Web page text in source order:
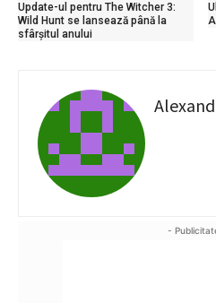
Update-ul pentru The Witcher 3:
Wild Hunt se lansează până la
sfârșitul anului
-